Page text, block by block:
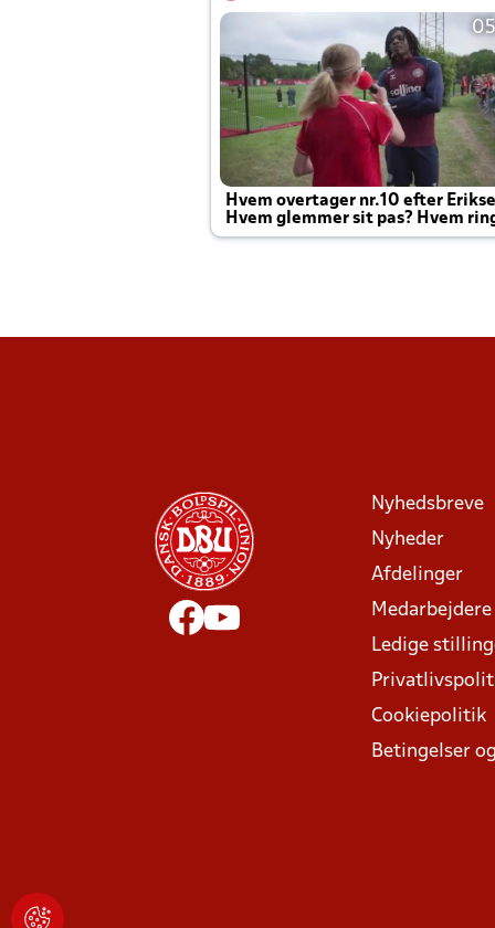
Hvem overtager nr.10 efter
Hvem glemmer sit pas? Hvem
Joachim altid til efter kampe?
Nyhedsbreve
Nyheder
Afdelinger
Medarbejdere
Ledige
Cookiepolitik
Betingelser